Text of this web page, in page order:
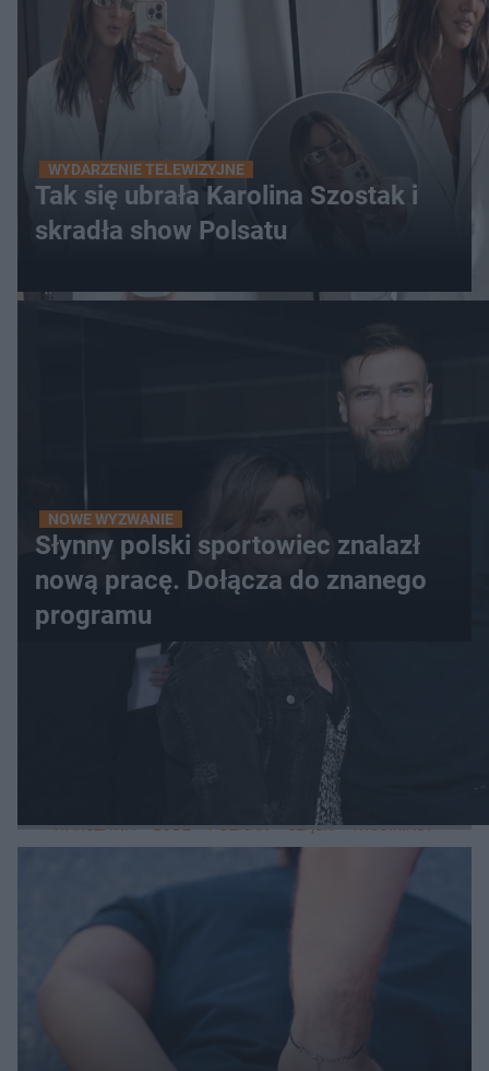
WYDARZENIE TELEWIZYJNE
Tak się ubrała Karolina Szostak i
skradła show Polsatu
NOWE WYZWANIE
Słynny polski sportowiec znalazł
nową pracę. Dołącza do znanego
programu
WARSZAWA ŁÓDŹ POZNAŃ ŚLĄSK TRÓJMIASTO